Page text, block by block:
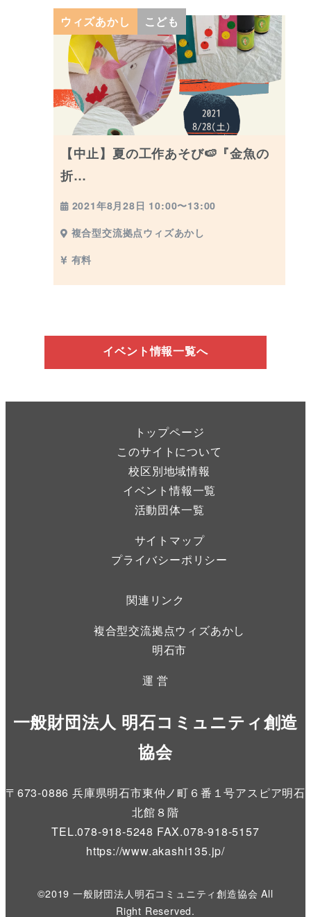
ウィズあかし こども
【中止】夏の工作あそび🍉『金魚の
折…
2021年8月28日 10:00〜13:00
複合型交流拠点ウィズあかし
有料
イベント情報一覧へ
トップページ
このサイトについて
校区別地域情報
イベント情報一覧
活動団体一覧
サイトマップ
プライバシーポリシー
関連リンク
複合型交流拠点ウィズあかし
明石市
運 営
一般財団法人 明石コミュニティ創造
協会
〒673-0886 兵庫県明石市東仲ノ町６番１号アスピア明石
北館８階
TEL.078-918-5248 FAX.078-918-5157
https://www.akashi135.jp/
©2019 一般財団法人明石コミュニティ創造協会 All
Right Reserved.